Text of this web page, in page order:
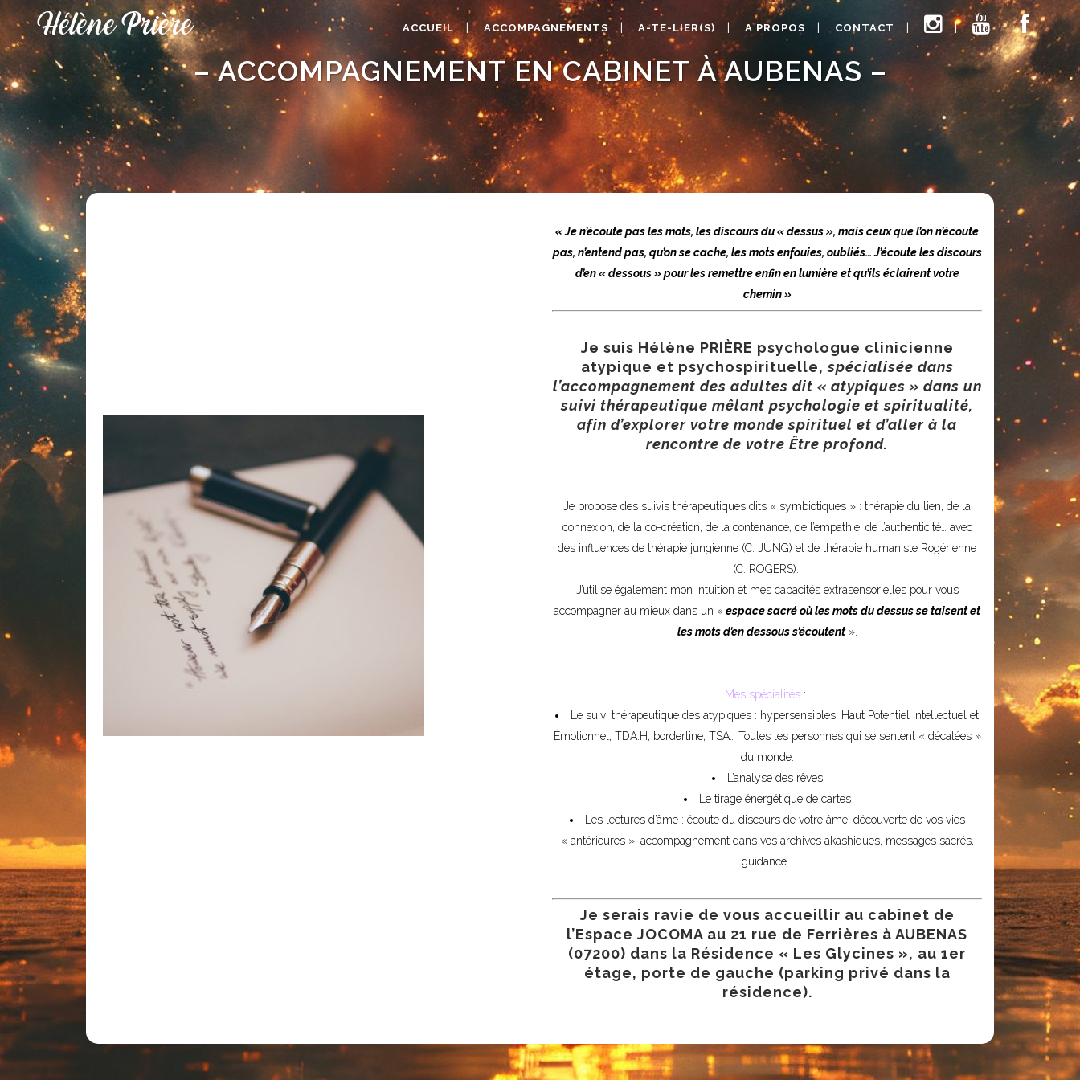
ACCUEIL ACCOMPAGNEMENTS A-TE-LIER(S) A PROPOS CONTACT
– ACCOMPAGNEMENT EN CABINET À AUBENAS –
« Je n’écoute pas les mots, les discours du « dessus », mais ceux que l’on n’écoute
pas, n’entend pas, qu’on se cache, les mots enfouies, oubliés… J’écoute les discours
d’en « dessous » pour les remettre enfin en lumière et qu’ils éclairent votre
chemin »
Je suis Hélène PRIÈRE psychologue clinicienne
atypique et psychospirituelle,spécialisée dans
l’accompagnement des adultes dit « atypiques » dans un
suivi thérapeutique mêlant psychologie et spiritualité,
afin d’explorer votre monde spirituel et d’aller à la
rencontre de votre Être profond.
Je propose des suivis thérapeutiques dits « symbiotiques » : thérapie du lien, de la
connexion, de la co-création, de la contenance, de l’empathie, de l’authenticité… avec
des influences de thérapie jungienne (C. JUNG) et de thérapie humaniste Rogérienne
(C. ROGERS).
J’utilise également mon intuition et mes capacités extrasensorielles pour vous
accompagner au mieux dans un « espace sacré où les mots du dessus se taisent et
les mots d’en dessous s’écoutent».
Mes spécialités :
Le suivi thérapeutique des atypiques : hypersensibles, Haut Potentiel Intellectuel et
Émotionnel, TDA.H, borderline, TSA… Toutes les personnes qui se sentent « décalées »
du monde.
L’analyse des rêves
Le tirage énergétique de cartes
Les lectures d’âme : écoute du discours de votre âme, découverte de vos vies
« antérieures », accompagnement dans vos archives akashiques, messages sacrés,
guidance…
Je serais ravie de vous accueillir au cabinet de
l’Espace JOCOMA au 21 rue de Ferrières à AUBENAS
(07200) dans la Résidence « Les Glycines », au 1er
étage, porte de gauche (parking privé dans la
résidence).